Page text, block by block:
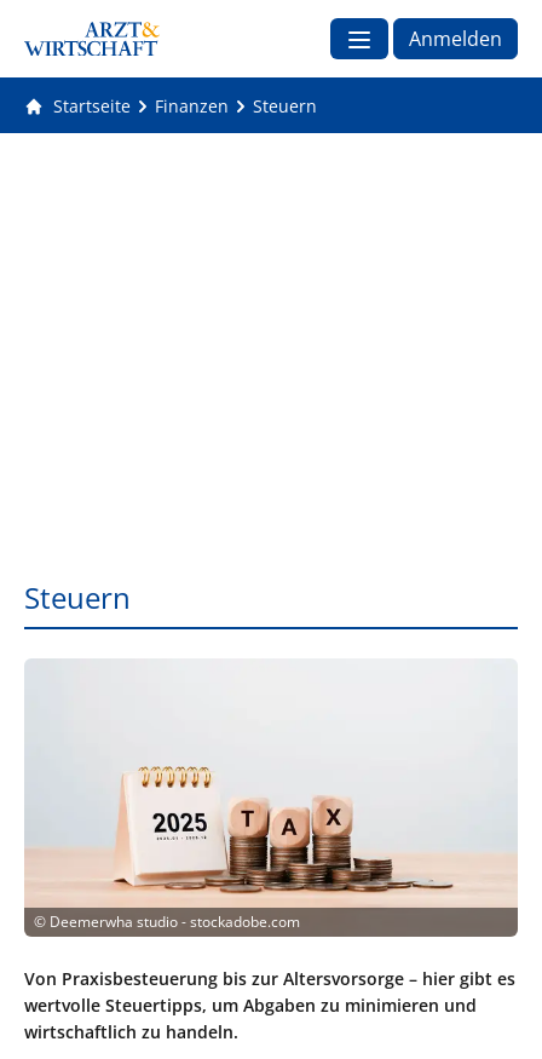
Anmelden
Startseite Finanzen Steuern
Steuern
© Deemerwha studio - stockadobe.com
Von Praxisbesteuerung bis zur Altersvorsorge – hier gibt es
wertvolle Steuertipps, um Abgaben zu minimieren und
wirtschaftlich zu handeln.